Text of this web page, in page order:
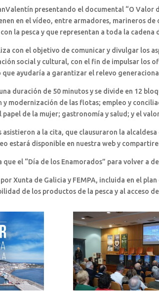
presentando el documental “O Valor
en el vídeo, entre armadores, marineros
la pesca y que representan a toda la cadena
con el objetivo de comunicar y divulgar los
social y cultural, con el fin de impulsar los
que ayudaría a garantizar el relevo
duración de 50 minutos y se divide en 12
y modernización de las flotas; empleo y
de la mujer; gastronomía y salud; y el
asistieron a la cita, que clausuraron la
estará disponible en nuestra web y
que el “Día de los Enamorados” para volver a
Xunta de Galicia y FEMPA, incluida en el
de los productos de la pesca y al acceso